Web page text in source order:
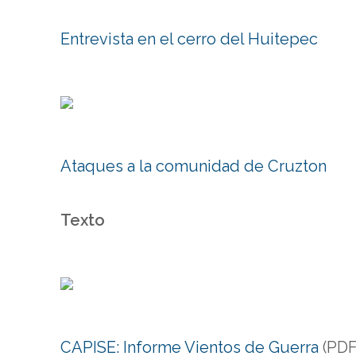
Entrevista en el cerro del Huitepec
Ataques a la comunidad de Cruzton
Texto
CAPISE: Informe Vientos de Guerra